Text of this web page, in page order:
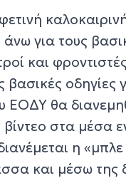
άνω για τους
και
βασικές
ΕΟΔΥ θα
βίντεο στα μέσα
η
και μέσω της